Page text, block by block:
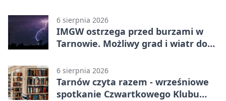
6 sierpnia 2026
IMGW ostrzega przed burzami w
Tarnowie. Możliwy grad i wiatr do
6 sierpnia 2026
Tarnów czyta razem - wrześniowe
spotkanie Czwartkowego Klubu